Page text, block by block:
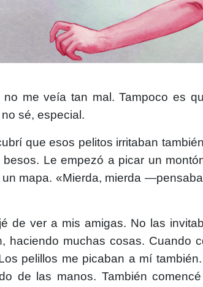
me veía tan mal. Tampoco es
sé, especial.
que esos pelitos irritaban
Le empezó a picar un
mapa. «Mierda, mierda
de ver a mis amigas. No las
haciendo muchas cosas. Cuando
pelillos me picaban a mí
de las manos. También